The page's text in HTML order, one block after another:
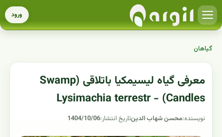
ورود
گیاهان
معرفی گیاه لیسیمکیا باتلاقی (Swamp
Candles) - Lysimachia terrestr
نویسنده:محسن شهاب الدینتاریخ انتشار:1404/10/06